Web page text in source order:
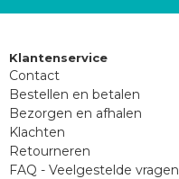
Klantenservice
Contact
Bestellen en betalen
Bezorgen en afhalen
Klachten
Retourneren
FAQ - Veelgestelde vragen